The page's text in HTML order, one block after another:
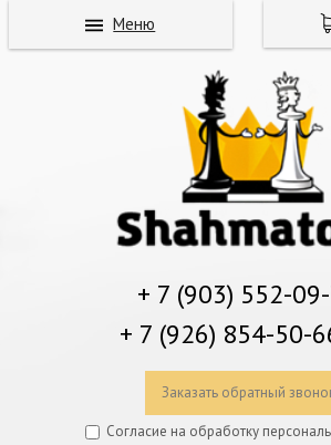
+ 7 (903) 552-
+ 7 (926) 854-50-
Заказать обратный
Согласие на обработку
Меню